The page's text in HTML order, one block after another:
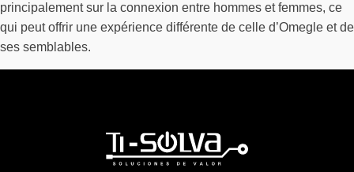
principalement sur la connexion entre hommes et femmes, ce
qui peut offrir une expérience différente de celle d’Omegle et de
ses semblables.